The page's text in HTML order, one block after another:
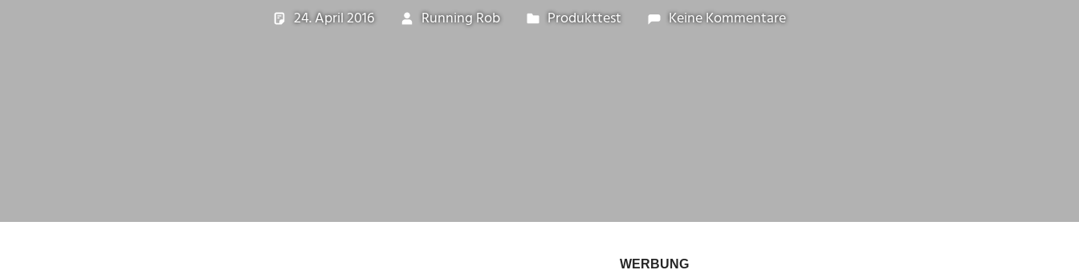
24. April 2016 Running Rob Produkttest Keine Kommentare
WERBUNG